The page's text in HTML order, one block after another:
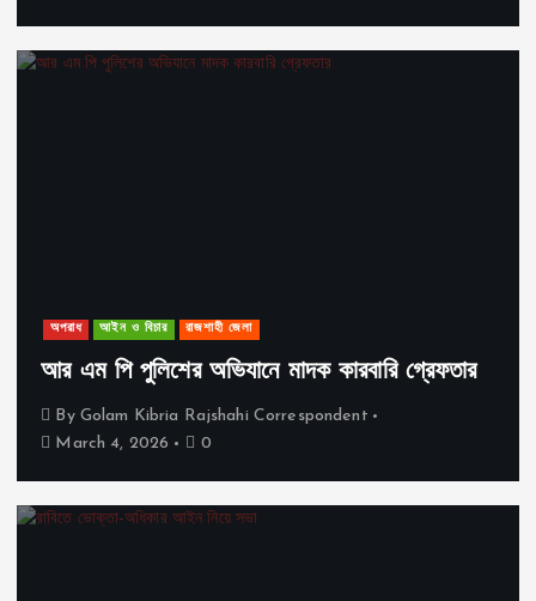
অপরাধ আইন ও বিচার রাজশাহী জেলা
আর এম পি পুলিশের অভিযানে মাদক কারবারি গ্রেফতার
By Golam Kibria Rajshahi Correspondent
March 4, 2026
0